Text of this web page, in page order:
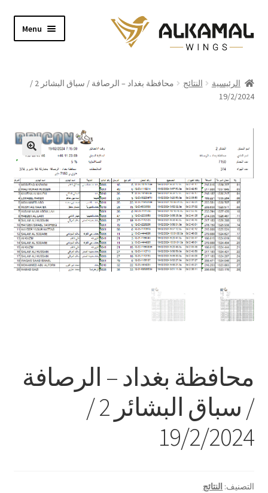
Skip
to
navigation
Skip
to
content
Menu
Shop
About
Video
Contact
الرئيسية النتائج
محافظة بغداد – الرصافة / سباق البشائر 2 /
19/2/2024
محافظة بغداد – الرصافة
/ سباق البشائر 2 /
19/2/2024
التصنيف: النتائج